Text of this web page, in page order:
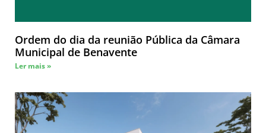
Ordem do dia da reunião Pública da Câmara
Municipal de Benavente
Ler mais »